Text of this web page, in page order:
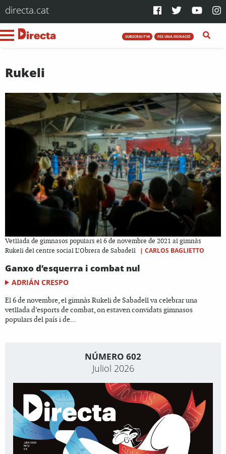
directa.cat
SUBSCRIU-T'HI FES UNA DONACIÓ
Rukeli
Vetllada de gimnasos populars el 6 de novembre de 2021 al gimnàs
Rukeli del centre social L’Obrera de Sabadell
| CARLOS BAGLIETTO
Ganxo d’esquerra i combat nul
ADRIÁN CRESPO
El 6 de novembre, el gimnàs Rukeli de Sabadell va celebrar una
vetllada d’esports de combat, on estaven convidats gimnasos
populars del país i de...
NÚMERO 602
Juliol 2026